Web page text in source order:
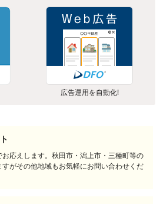
広告運用を自動化!
応えします。秋田市・潟上市・三種町等の
がその他地域もお気軽にお問い合わせくだ